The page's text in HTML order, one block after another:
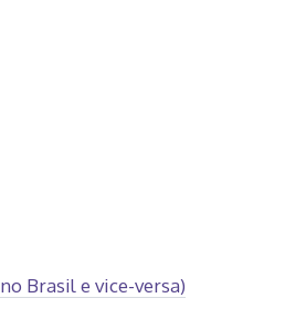
Brasil e vice-versa)